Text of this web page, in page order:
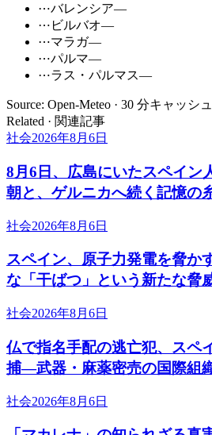
⋯バレンシア—
⋯ ビルバオ—
⋯マラガ—
⋯パルマ—
⋯ラス・パルマス—
Source: Open-Meteo · 30 分キャッシュ
Related · 関連記事
社会2026年8月6日
8月6日、広島にいたスペイ
朝と、ゲルニカへ続く記憶の
社会2026年8月6日
スペイン、原子力発電を脅か
な「干ばつ」という新たな脅
社会2026年8月6日
仏で指名手配の逃亡犯、スペ
捕―武器・麻薬密売の国際組
社会2026年8月6日